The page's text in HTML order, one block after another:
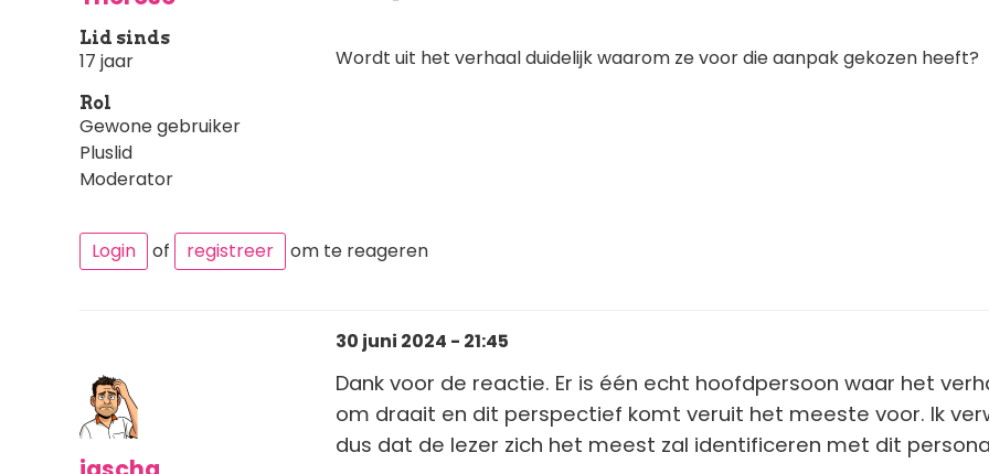
Lid sinds
17 jaar
Rol
Gewone gebruiker
Pluslid
Moderator
Wordt uit het verhaal duidelijk waarom ze voor die aanpak gekozen heeft?
Login of registreer om te reageren
30 juni 2024 - 21:45
Dank voor de reactie. Er is één echt hoofdpersoon waar het
om draait en dit perspectief komt veruit het meeste voor. Ik
dus dat de lezer zich het meest zal identificeren met dit